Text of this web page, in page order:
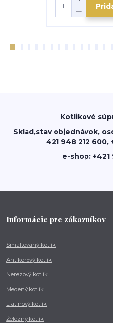
Kotlikové
Sklad,stav objednávok,
421 948 212 600,
e-shop: +421
Informácie pre zákazníkov
Smaltovaný kotlík
Antikorový kotlík
Nerezový kotlík
Medený kotlík
Liatinový kotlík
Železný kotlík